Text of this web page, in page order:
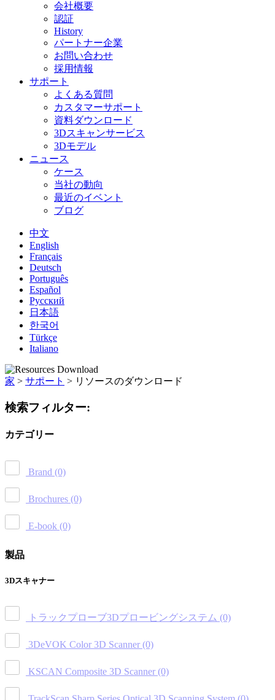
会社概要
認証
History
パートナー企業
お問い合わせ
採用情報
サポート
よくある質問
カスタマーサポート
資料ダウンロード
3Dスキャンサービス
3Dモデル
ニュース
ケース
当社の動向
最近のイベント
ブログ
中文
English
Français
Deutsch
Português
Español
Русский
日本語
한국어
Türkçe
Italiano
家 > サポート > リソースのダウンロード
検索フィルター:
カテゴリー
Brand (0)
Brochures (0)
E-book (0)
製品
3Dスキャナー
トラックプローブ3Dプロービングシステム (0)
3DeVOK Color 3D Scanner (0)
KSCAN Composite 3D Scanner (0)